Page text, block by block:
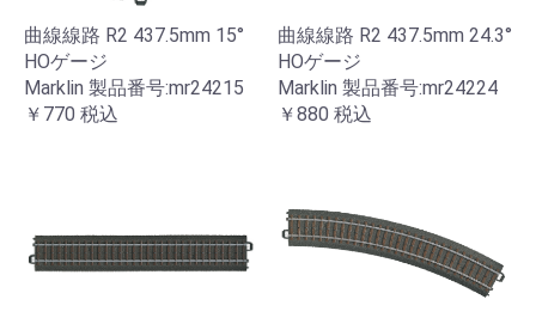
曲線線路 R2 437.5mm 15°
HOゲージ
Marklin 製品番号:mr24215
￥770 税込
曲線線路 R2 437.5mm 24.3°
HOゲージ
Marklin 製品番号:mr24224
￥880 税込